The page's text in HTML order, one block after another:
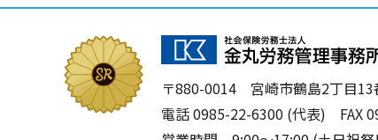
〒880-0014 宮崎市鶴島2丁目
電話0985-22-6300 (代表) FAX